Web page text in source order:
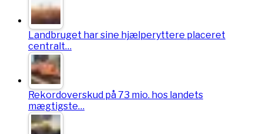
Landbruget har sine hjælperyttere placeret
centralt…
Rekordoverskud på 73 mio. hos landets
mægtigste…